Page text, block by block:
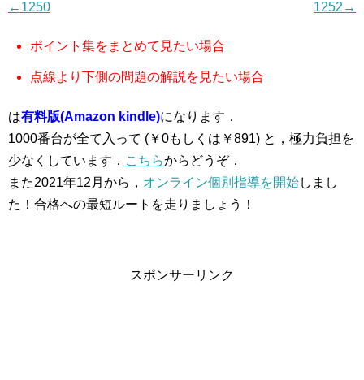
←1250 1252→
ポイント集をまとめて見たい場合
点線より下側の問題の解説を見たい場合
は有料版(Amazon kindle)になります．
1000番台が全て入って (￥0もしくは￥891) と，極力負担を
少なくしています． こちらからどうぞ．
また2021年12月から， オンライン個別指導を開始しまし
た！合格への最短ルートを走りましょう！
スポンサーリンク